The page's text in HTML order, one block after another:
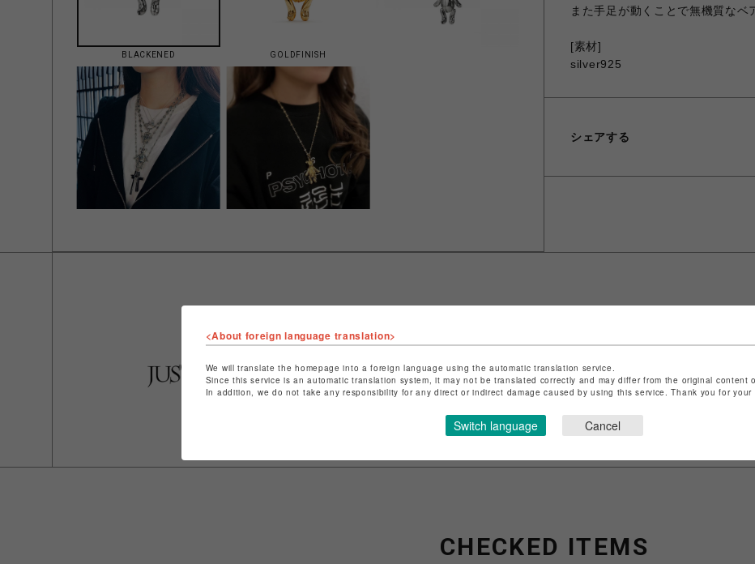
BLACKENED GOLDFINISH
また手足が動くことで無機質なベ
[素材]
silver925
シェアする
ショップ名
特定商取引法など法令に基づく表記はこちら
ショップお問い合わせはこちら
CHECKED ITEMS
<About foreign language translation>
We will translate the homepage into a foreign language using the automatic translation service.
Since this service is an automatic translation system, it may not be translated correctly and may differ from the original content
In addition, we do not take any responsibility for any direct or indirect damage caused by using this service. Thank you for
Switch language Cancel